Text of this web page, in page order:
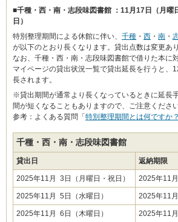
■千種・西・南・志段味図書館 ：11月17日（月曜
日）
特別整理期間による休館に伴い、 千種 ・ 西 ・ 南 ・
が以下のとおり長くなります。貸出点数は変更あ
なお、千種・西・南・志段味図書館で借りた本に
マイページの貸出状況一覧で貸出延長を行うと、
長されます。
※貸出期間が通常より長くなっているときに延長
間が短くなることもありますので、ご注意ください
参考：よくある質問「 特別整理期間とは何ですか？
千種・西・南・志段味図書館
貸出日 返納期限
2025年11月 3日（月曜日・祝日） 2025年11
2025年11月 5日（水曜日） 2025年11
2025年11月 6日（木曜日） 2025年11